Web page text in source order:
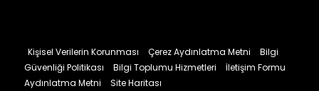
Kişisel Verilerin Korunması Çerez Aydınlatma Metni
Bilgi
Güvenliği Politikası
Bilgi Toplumu Hizmetleri
İletişim Formu
Aydınlatma Metni
Site Haritası